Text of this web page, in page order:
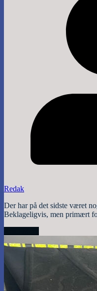
Redak
Der har på det sidste været
Beklageligvis, men primært